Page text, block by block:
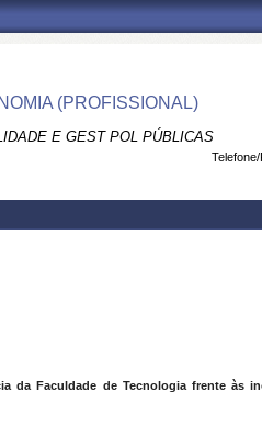
(PROFISSIONAL)
E GEST POL PÚBLICAS
Telefone/
da Faculdade de Tecnologia frente às